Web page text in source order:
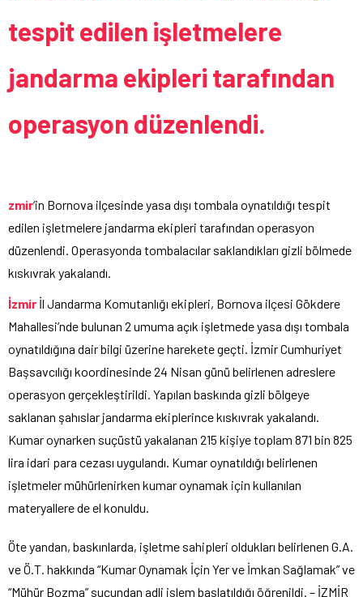
tespit edilen işletmelere
jandarma ekipleri tarafından
operasyon düzenlendi.
zmir‘in Bornova ilçesinde yasa dışı tombala oynatıldığı tespit
edilen işletmelere jandarma ekipleri tarafından operasyon
düzenlendi. Operasyonda tombalacılar saklandıkları gizli bölmede
kıskıvrak yakalandı.
İzmir İl Jandarma Komutanlığı ekipleri, Bornova ilçesi Gökdere
Mahallesi’nde bulunan 2 umuma açık işletmede yasa dışı tombala
oynatıldığına dair bilgi üzerine harekete geçti. İzmir Cumhuriyet
Başsavcılığı koordinesinde 24 Nisan günü belirlenen adreslere
operasyon gerçekleştirildi. Yapılan baskında gizli bölgeye
saklanan şahıslar jandarma ekiplerince kıskıvrak yakalandı.
Kumar oynarken suçüstü yakalanan 215 kişiye toplam 871 bin 825
lira idari para cezası uygulandı. Kumar oynatıldığı belirlenen
işletmeler mühürlenirken kumar oynamak için kullanılan
materyallere de el konuldu.
Öte yandan, baskınlarda, işletme sahipleri oldukları belirlenen G.A.
ve Ö.T. hakkında “Kumar Oynamak İçin Yer ve İmkan Sağlamak” ve
“Mühür Bozma” suçundan adli işlem başlatıldığı öğrenildi. – İZMİR